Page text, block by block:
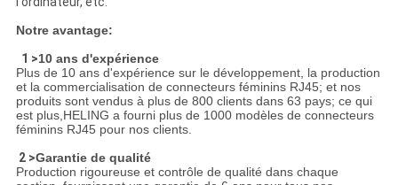
Notre avantage:
1 >10 ans d'expérience
Plus de 10 ans d'expérience sur le développement, la production
et la commercialisation de connecteurs féminins RJ45; et nos
produits sont vendus à plus de 800 clients dans 63 pays; ce qui
est plus,HELING a fourni plus de 1000 modèles de connecteurs
féminins RJ45 pour nos clients.
2 >Garantie de qualité
Production rigoureuse et contrôle de qualité dans chaque